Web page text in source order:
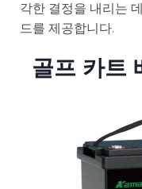
각한 결정을 내리는
드를 제공합니다.
골프 카트